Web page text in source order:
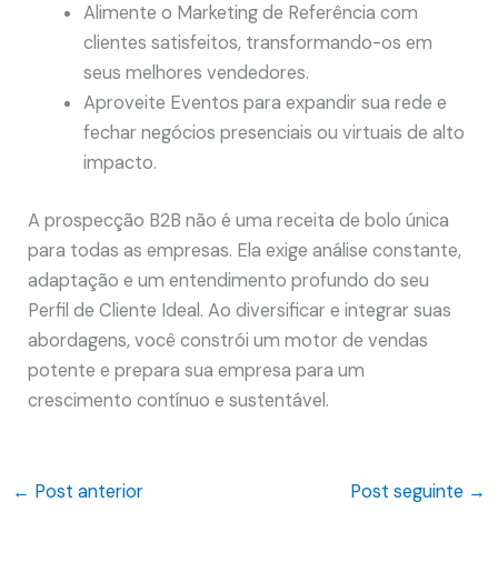
Alimente o Marketing de Referência com
clientes satisfeitos, transformando-os em
seus melhores vendedores.
Aproveite Eventos para expandir sua rede e
fechar negócios presenciais ou virtuais de alto
impacto.
A prospecção B2B não é uma receita de bolo única
para todas as empresas. Ela exige análise constante,
adaptação e um entendimento profundo do seu
Perfil de Cliente Ideal. Ao diversificar e integrar suas
abordagens, você constrói um motor de vendas
potente e prepara sua empresa para um
crescimento contínuo e sustentável.
← Post anterior Post seguinte →